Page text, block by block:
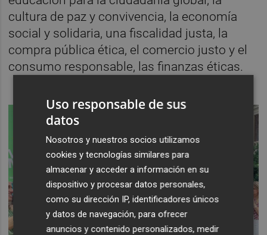
cultura de paz y convivencia, la economía
social y solidaria, una fiscalidad justa, la
compra pública ética, el comercio justo y el
consumo responsable, las finanzas éticas.
Uso responsable de sus
datos
Nosotros y nuestros socios utilizamos
cookies y tecnologías similares para
almacenar y acceder a información en su
dispositivo y procesar datos personales,
como su dirección IP, identificadores únicos
y datos de navegación, para ofrecer
anuncios y contenido personalizados, medir